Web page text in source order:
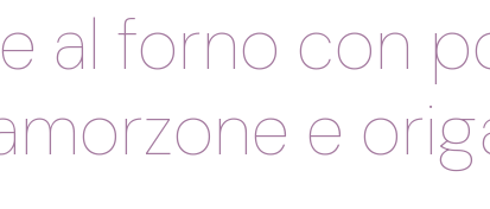
al forno con
e